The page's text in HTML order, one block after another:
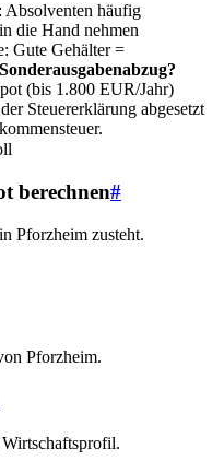
Absolventen häufig
die Hand nehmen
Gute Gehälter =
(bis 1.800 EUR/Jahr)
Steuererklärung abgesetzt
berechnen#
Pforzheim zusteht.
Pforzheim.